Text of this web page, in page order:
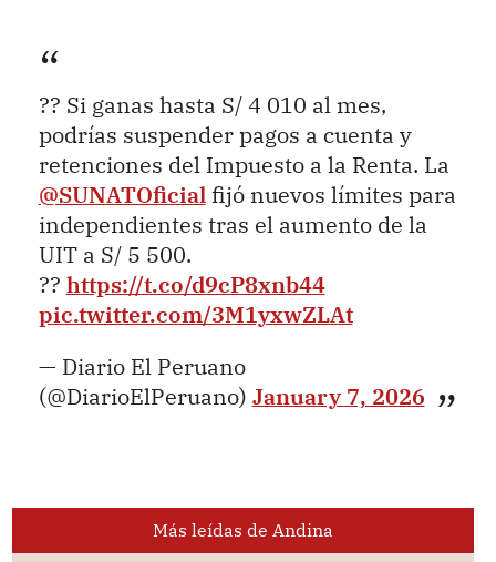
?? Si ganas hasta S/ 4 010 al mes,
podrías suspender pagos a cuenta y
retenciones del Impuesto a la Renta. La
@SUNATOficial fijó nuevos límites para
independientes tras el aumento de la
UIT a S/ 5 500.
?? https://t.co/d9cP8xnb44
pic.twitter.com/3M1yxwZLAt
— Diario El Peruano
(@DiarioElPeruano) January 7, 2026
Más leídas de Andina